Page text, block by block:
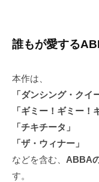
誰もが愛する
本作は、
「ダンシング・クイ
「ギミー！ギミー！
「チキチータ」
「ザ・ウィナー」
などを含む、 ABBA
す。